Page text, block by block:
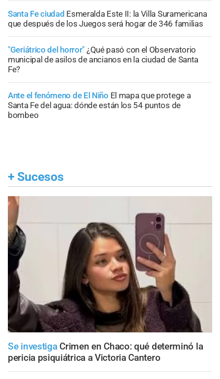
Santa Fe ciudad Esmeralda Este II: la Villa Suramericana
que después de los Juegos será hogar de 346 familias
"Geriátrico del horror" ¿Qué pasó con el Observatorio
municipal de asilos de ancianos en la ciudad de Santa
Fe?
Ante el fenómeno de El Niño El mapa que protege a
Santa Fe del agua: dónde están los 54 puntos de
bombeo
+ Sucesos
Se investiga Crimen en Chaco: qué determinó la
pericia psiquiátrica a Victoria Cantero